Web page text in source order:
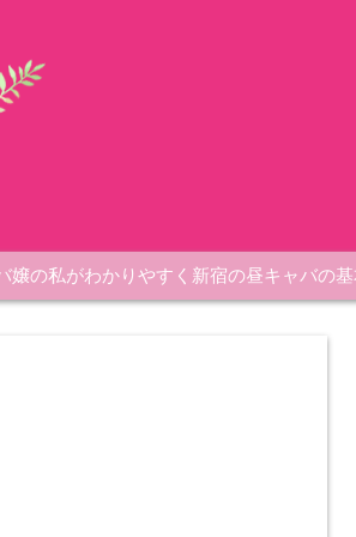
嬢の私がわかりやすく新宿の昼キャバの